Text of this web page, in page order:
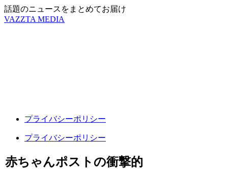
話題のニュースをまとめてお届け
VAZZTA MEDIA
プライバシーポリシー
プライバシーポリシー
赤ちゃんポストの衝撃的